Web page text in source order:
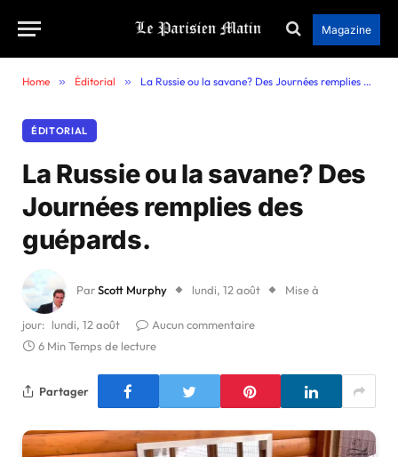
Magazine
Home » Éditorial » La Russie ou la savane? Des Journées remplies des guépards.
ÉDITORIAL
La Russie ou la savane? Des
Journées remplies des
guépards.
ParScott Murphy lundi, 12 août Mise à
jour: lundi, 12 août
Aucun commentaire
6 Min Temps de lecture
Partager